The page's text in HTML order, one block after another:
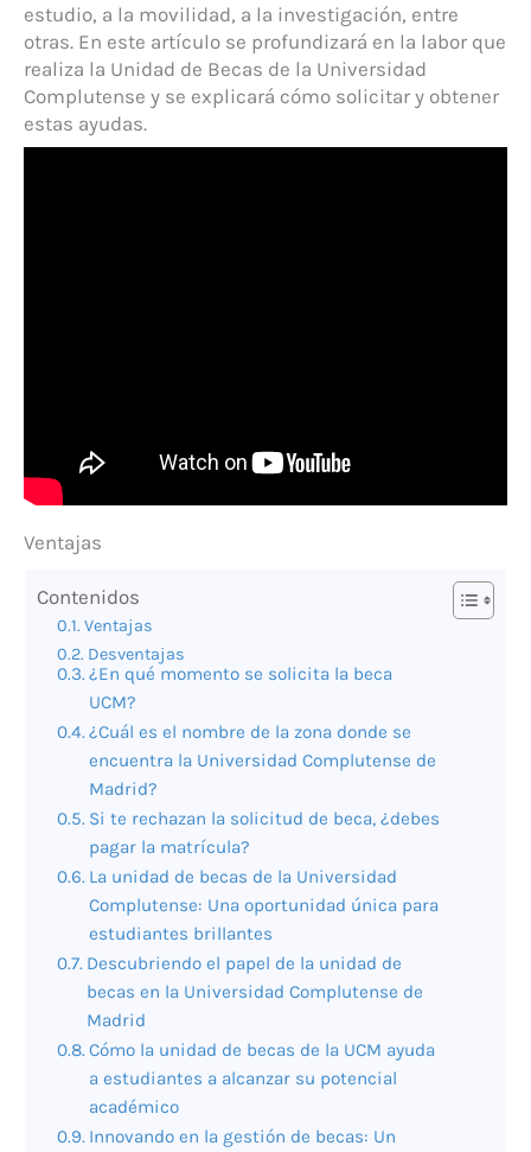
estudio, a la movilidad, a la investigación, entre
otras. En este artículo se profundizará en la labor que
realiza la Unidad de Becas de la Universidad
Complutense y se explicará cómo solicitar y obtener
estas ayudas.
Ventajas
Contenidos
Ventajas
Desventajas
¿En qué momento se solicita la beca
UCM?
¿Cuál es el nombre de la zona donde se
encuentra la Universidad Complutense de
Madrid?
Si te rechazan la solicitud de beca, ¿debes
pagar la matrícula?
La unidad de becas de la Universidad
Complutense: Una oportunidad única para
estudiantes brillantes
Descubriendo el papel de la unidad de
becas en la Universidad Complutense de
Madrid
Cómo la unidad de becas de la UCM ayuda
a estudiantes a alcanzar su potencial
académico
Innovando en la gestión de becas: Un